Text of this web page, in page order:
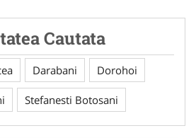
Cautata
Darabani Dorohoi
Stefanesti Botosani